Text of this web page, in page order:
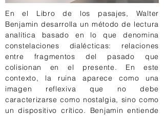
En el Libro de los pasajes, Walter
Benjamin desarrolla un método de lectura
analítica basado en lo que denomina
constelaciones dialécticas: relaciones
entre fragmentos del pasado que
colisionan en el presente. En este
contexto, la ruina aparece como una
imagen reflexiva que no debe
caracterizarse como nostalgia, sino como
un dispositivo crítico. Benjamin entiende